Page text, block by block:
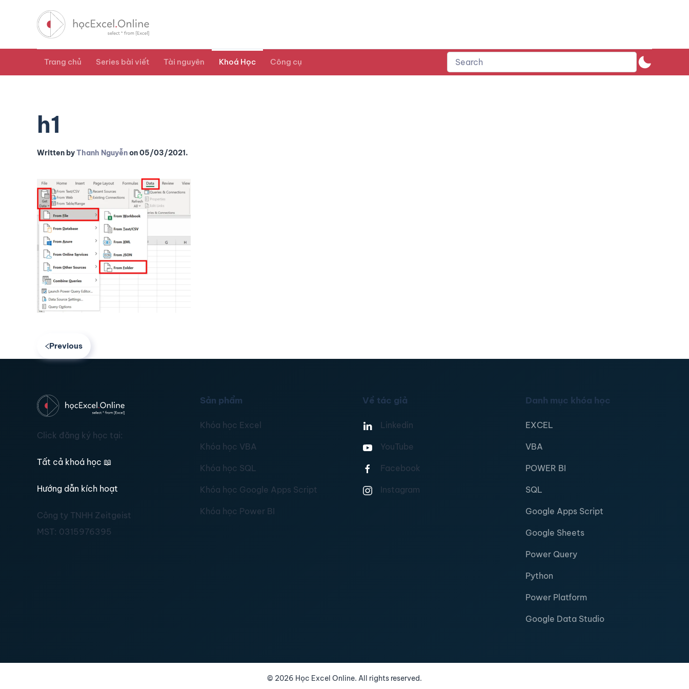
Trang chủ Series bài viết Tài nguyên Khoá Học Công cụ
h1
Written byThanh Nguyễnon05/03/2021.
Previous
Click đăng ký học tại:
Tất cả khoá học 📖
Hướng dẫn kích hoạt
Công ty TNHH Zeitgeist
MST: 0315976395
Sản phẩm
Khóa học Excel
Khóa học VBA
Khóa học SQL
Khóa học Google Apps Script
Khóa học Power BI
Về tác giả
Linkedin
YouTube
Facebook
Instagram
Danh mục khóa học
EXCEL
VBA
POWER BI
SQL
Google Apps Script
Google Sheets
Power Query
Python
Power Platform
Google Data Studio
© 2026 Học Excel Online. All rights reserved.